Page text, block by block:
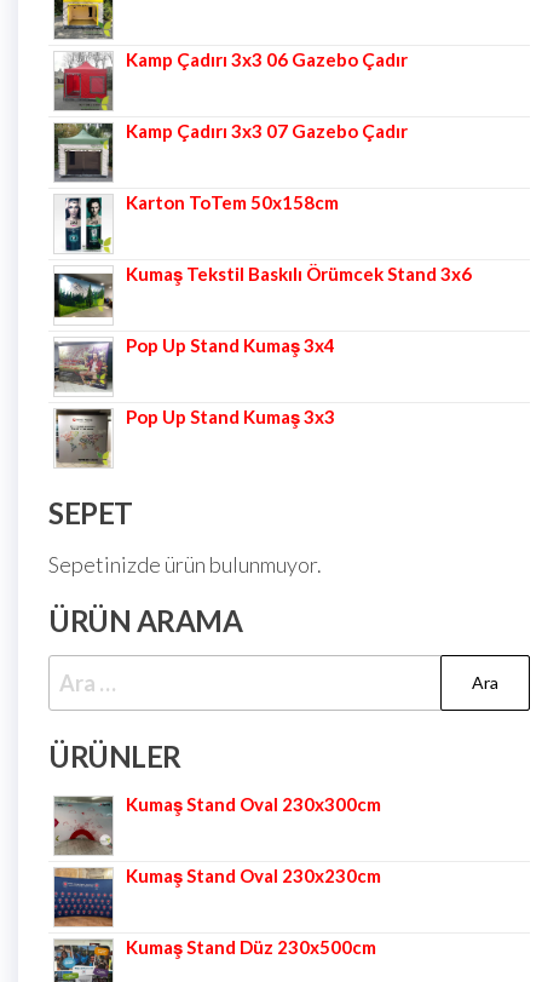
Kamp Çadırı 3x3 06 Gazebo Çadır
Kamp Çadırı 3x3 07 Gazebo Çadır
Karton ToTem 50x158cm
Kumaş Tekstil Baskılı Örümcek Stand 3x6
Pop Up Stand Kumaş 3x4
Pop Up Stand Kumaş 3x3
SEPET
Sepetinizde ürün bulunmuyor.
ÜRÜN ARAMA
ÜRÜNLER
Kumaş Stand Oval 230x300cm
Kumaş Stand Oval 230x230cm
Kumaş Stand Düz 230x500cm